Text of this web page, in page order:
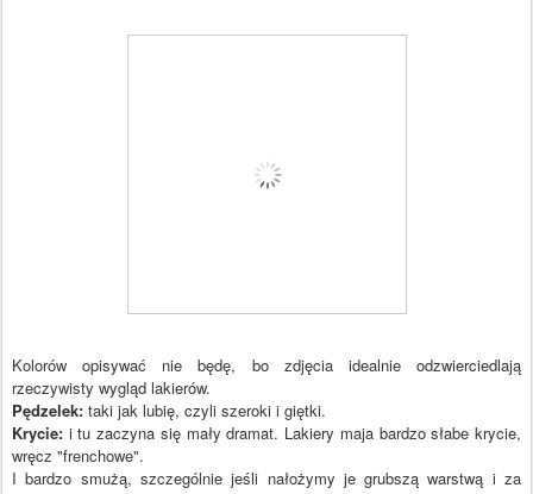
Kolorów opisywać nie będę, bo zdjęcia idealnie odzwierciedlają
rzeczywisty wygląd lakierów.
Pędzelek: taki jak lubię, czyli szeroki i giętki.
Krycie: i tu zaczyna się mały dramat. Lakiery maja bardzo słabe krycie,
wręcz "frenchowe".
I bardzo smużą, szczególnie jeśli nałożymy je grubszą warstwą i za